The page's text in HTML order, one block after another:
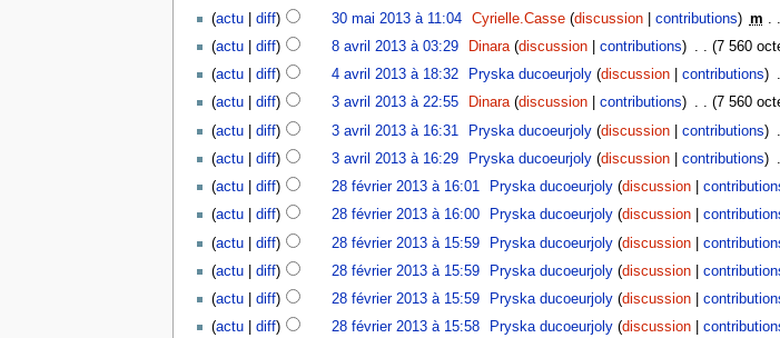
(actu| diff) 30 mai 2013 à 11:04‎ Cyrielle.Casse (discussion |contributions) m
(actu| diff) 8 avril 2013 à 03:29‎ Dinara (discussion |contributions) . . (7 560
(actu| diff) 4 avril 2013 à 18:32‎ Pryska ducoeurjoly (discussion |contributions)
(actu| diff) 3 avril 2013 à 22:55‎ Dinara (discussion |contributions) . . (7 560
(actu| diff) 3 avril 2013 à 16:31 Pryska ducoeurjoly (discussion |contributions)
(actu| diff) 3 avril 2013 à 16:29‎ Pryska ducoeurjoly (discussion |contributions)
(actu| diff) 28 février 2013 à 16:01‎ Pryska ducoeurjoly (discussion |
(actu| diff) 28 février 2013 à 16:00‎ Pryska ducoeurjoly (discussion |
(actu| diff) 28 février 2013 à 15:59‎ Pryska ducoeurjoly (discussion |
(actu| diff) 28 février 2013 à 15:59‎ Pryska ducoeurjoly (discussion |
(actu| diff) 28 février 2013 à 15:59‎ Pryska ducoeurjoly (discussion |
(actu| diff) 28 février 2013 à 15:58‎ Pryska ducoeurjoly (discussion |